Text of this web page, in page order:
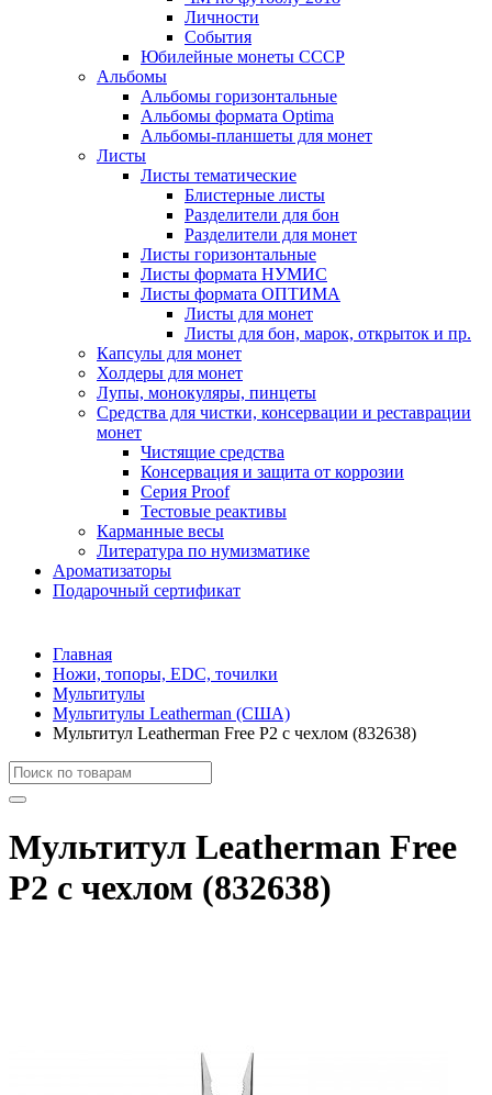
Личности
События
Юбилейные монеты СССР
Альбомы
Альбомы горизонтальные
Альбомы формата Optima
Альбомы-планшеты для монет
Листы
Листы тематические
Блистерные листы
Разделители для бон
Разделители для монет
Листы горизонтальные
Листы формата НУМИС
Листы формата ОПТИМА
Листы для монет
Листы для бон, марок, открыток и пр.
Капсулы для монет
Холдеры для монет
Лупы, монокуляры, пинцеты
Средства для чистки, консервации и реставрации
монет
Чистящие средства
Консервация и защита от коррозии
Серия Proof
Тестовые реактивы
Карманные весы
Литература по нумизматике
Ароматизаторы
Подарочный сертификат
Главная
Ножи, топоры, EDC, точилки
Мультитулы
Мультитулы Leatherman (США)
Мультитул Leatherman Free P2 с чехлом (832638)
Мультитул Leatherman Free
P2 с чехлом (832638)